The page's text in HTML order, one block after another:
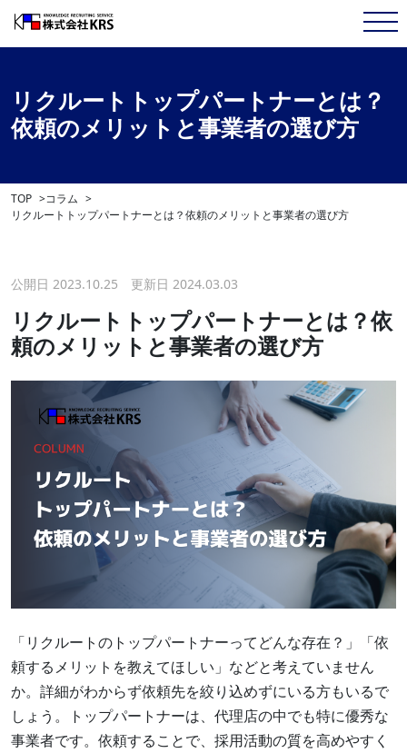
リクルートトップパートナーとは？
依頼のメリットと事業者の選び方
TOP
コラム
リクルートトップパートナーとは？依頼のメリットと事業者の選び方
公開日 2023.10.25 更新日 2024.03.03
リクルートトップパートナーとは？依
頼のメリットと事業者の選び方
「リクルートのトップパートナーってどんな存在？」「依
頼するメリットを教えてほしい」などと考えていません
か。詳細がわからず依頼先を絞り込めずにいる方もいるで
しょう。トップパートナーは、代理店の中でも特に優秀な
事業者です。依頼することで、採用活動の質を高めやすく